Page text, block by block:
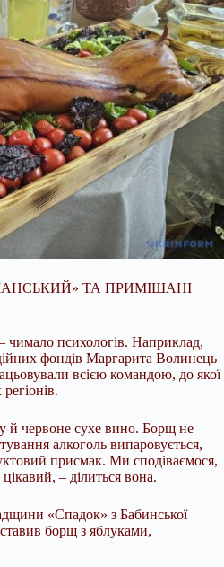
ТА ПРИМІШАНІ
чимало психологів. Наприклад,
фондів Маргарита Волинець
всією командою, до якої
й червоне сухе вино. Борщ не
алкоголь випаровується,
присмак. Ми сподіваємося,
– ділиться вона.
«Спадок» з Бабинської
борщ з яблуками,